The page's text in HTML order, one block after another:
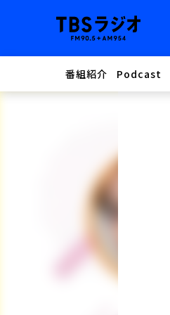
番組紹介 Podcast